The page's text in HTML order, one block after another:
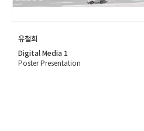
유철희
Digital Media 1
Poster Presentation